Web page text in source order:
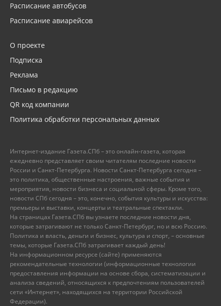
Расписание автобусов
Расписание авиарейсов
О проекте
Подписка
Реклама
Письмо в редакцию
QR код компании
Политика обработки персональных данных
Интернет-издание Газета.СПб – это онлайн-газета, которая
ежедневно представляет своим читателям последние новости
России и Санкт-Петербурга. Новости Санкт-Петербурга сегодня –
это политика, общественные настроения, важные события и
мероприятия, новости бизнеса и социальной сферы. Кроме того,
новости СПб сегодня – это, конечно, события культуры и искусства:
премьеры и выставки, концерты и театральные спектакли.
На страницах Газета.СПб вы узнаете последние новости дня,
которые затрагивают не только Санкт-Петербург, но и всю Россию.
Политика и власть, деньги и бизнес, культура и спорт, – основные
темы, которые Газета.СПб затрагивает каждый день!
На информационном ресурсе (сайте) применяются
рекомендательные технологии (информационные технологии
предоставления информации на основе сбора, систематизации и
анализа сведений, относящихся к предпочтениям пользователей
сети «Интернет», находящихся на территории Российской
Федерации).